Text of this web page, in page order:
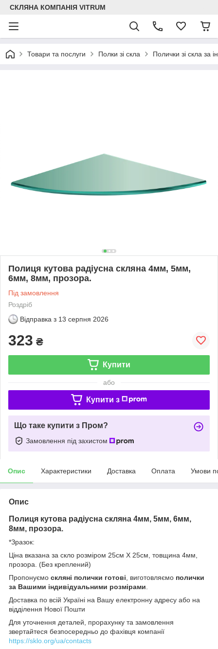
СКЛЯНА КОМПАНІЯ VITRUM
Товари та послуги Полки зі скла Полички зі скла за
Полиця кутова радіусна скляна 4мм, 5мм,
6мм, 8мм, прозора.
Під замовлення
Роздріб
Відправка з 13 серпня 2026
323 ₴
Купити
або
Купити з
Що таке купити з Пром?
Замовлення під захистом
Опис Характеристики Доставка Оплата Умови
Опис
Полиця кутова радіусна скляна 4мм, 5мм, 6мм,
8мм, прозора.
*Зразок:
Ціна вказана за скло розміром 25см Х 25см, товщина 4мм,
прозора. (Без креплений)
Пропонуємо скляні полички готові , виготовляємо полички
за Вашими індивідуальними розмірами
Доставка по всій Україні на Вашу електронну адресу або на
відділення Нової Пошти
Для уточнення деталей, прорахунку та замовлення
звертайтеся безпосередньо до фахівця компанії
https://sklo.org/ua/contacts